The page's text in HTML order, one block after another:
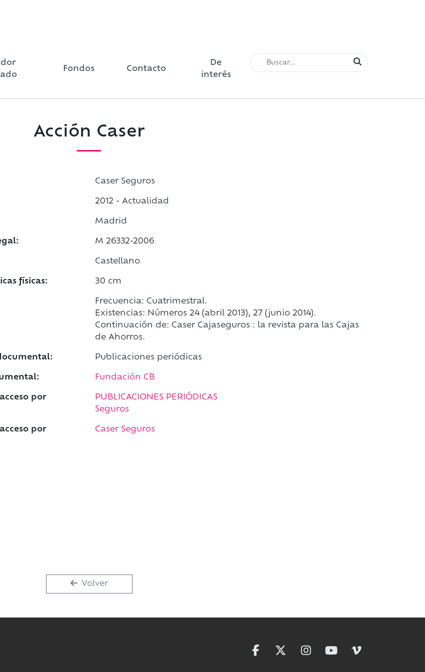
Fondos Contacto
De
interés
Acción Caser
Caser Seguros
2012 - Actualidad
Madrid
M 26332-2006
Castellano
físicas: 30 cm
Frecuencia: Cuatrimestral.
Existencias: Números 24 (abril 2013), 27 (junio 2014).
Continuación de: Caser Cajaseguros : la revista para las Cajas
de Ahorros.
Publicaciones periódicas
Fundación CB
por
PUBLICACIONES PERIÓDICAS
Seguros
por
Caser Seguros
Volver